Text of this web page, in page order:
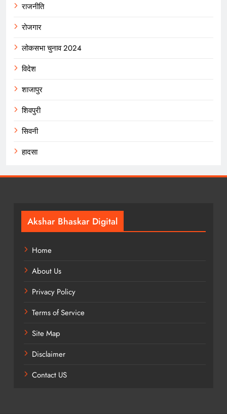
राजनीति
रोजगार
लोकसभा चुनाव 2024
विदेश
शाजापुर
शिवपुरी
सिवनी
हादसा
Akshar Bhaskar Digital
Home
About Us
Privacy Policy
Terms of Service
Site Map
Disclaimer
Contact US